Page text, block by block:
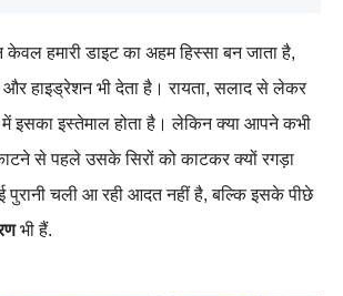
न केवल हमारी डाइट का अहम हिस्सा बन जाता है,
हाइड्रेशन भी देता है। रायता, सलाद से लेकर
इसका इस्तेमाल होता है। लेकिन क्या आपने कभी
से पहले उसके सिरों को काटकर क्यों रगड़ा
पुरानी चली आ रही आदत नहीं है, बल्कि इसके पीछे
भी हैं.